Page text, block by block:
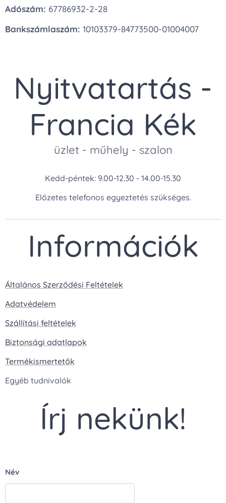
Adószám: 67786932-2-28
Bankszámlaszám: 10103379-84773500-01004007
Nyitvatartás -
Francia Kék
üzlet - műhely - szalon
Kedd-péntek: 9.00-12.30 - 14.00-15.30
Előzetes telefonos egyeztetés szükséges.
Információk
Általános Szerződési Feltételek
Adatvédelem
Szállítási feltételek
Biztonsági adatlapok
Termékismertetők
Egyéb tudnivalók
Írj nekünk!
Név